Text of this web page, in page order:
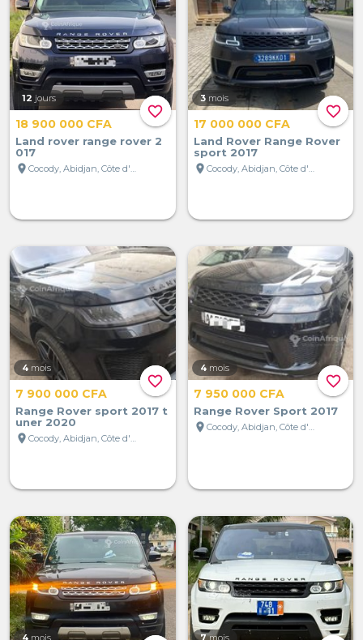
favorite_border
12 jours
18 900 000 CFA
Land rover range rover 2
017
location_on
Cocody, Abidjan, Côte d'Ivoire
favorite_border
3 mois
17 000 000 CFA
Land Rover Range Rover
sport 2017
location_on
Cocody, Abidjan, Côte d'Ivoire
favorite_border
4 mois
7 900 000 CFA
Range Rover sport 2017 t
uner 2020
location_on
Cocody, Abidjan, Côte d'Ivoire
favorite_border
4 mois
7 950 000 CFA
Range Rover Sport 2017
location_on
Cocody, Abidjan, Côte d'Ivoire
4 mois 7 mois